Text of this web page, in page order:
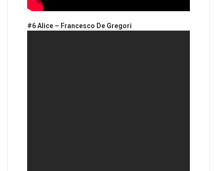
#6 Alice – Francesco De Gregori